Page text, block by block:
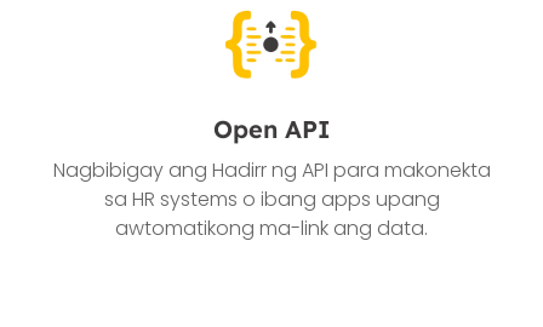
Open API
Nagbibigay ang Hadirr ng API para makonekta
sa HR systems o ibang apps upang
awtomatikong ma-link ang data.